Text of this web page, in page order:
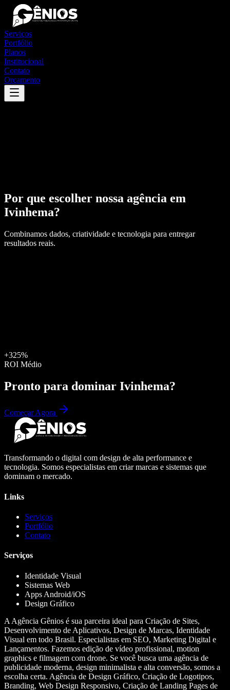
Serviços
Portfólio
Planos
Institucional
Contato
Orçamento
Por que escolher nossa agência em
Ivinhema?
Combinamos dados, criatividade e tecnologia para entregar
resultados reais.
+325%
ROI Médio
Pronto para dominar Ivinhema?
Começar Agora
Transformando o digital com design de alta performance e
tecnologia. Somos especialistas em criar marcas e sistemas que
dominam o mercado.
Links
Serviços
Portfólio
Contato
Serviços
Identidade Visual
Sistemas Web
Apps Android/iOS
Design Gráfico
A Agência Gênios é sua parceira ideal para Criação de Sites,
Desenvolvimento de Aplicativos, Design de Marcas, Identidade
Visual em todo Brasil. Especialistas em SEO, Marketing Digital e
Lançamentos. Fazemos edição de vídeo profissional, motion
graphics e filmagem com drone. Se você busca uma agência de
publicidade moderna, design minimalista e alta conversão, somos a
escolha certa. Agência de Design Gráfico, Criação de Logotipos,
Branding, Web Design Responsivo, Criação de Landing Pages de